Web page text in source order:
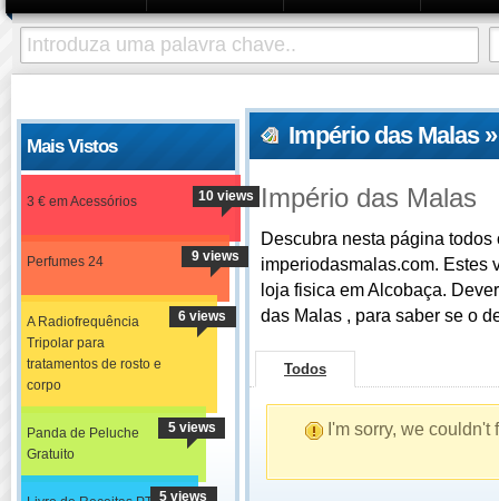
Mais Vistos
3 € em Acessórios 10 views
Perfumes 24 9 views
A Radiofrequência
Tripolar para
tratamentos de rosto e
corpo
6 views
Panda de Peluche
Gratuito
5 views
5 views
Império das Malas
Império das Malas
Descubra nesta página
imperiodasmalas.com. Estes
loja fisica em Alcobaça.
das Malas , para saber se o
Todos
I'm sorry, we couldn't